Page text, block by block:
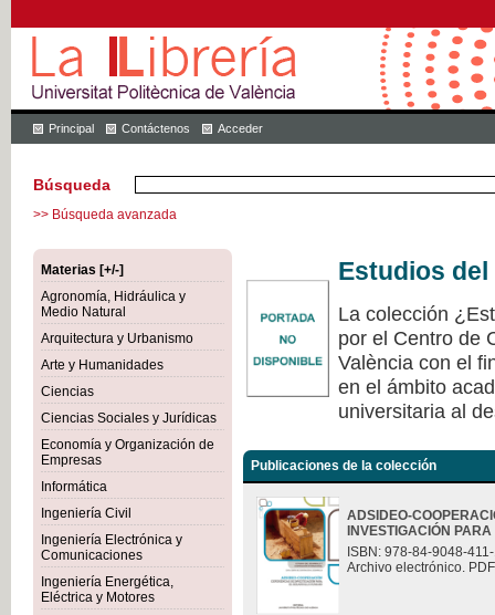
Principal Contáctenos Acceder
Búsqueda
>> Búsqueda avanzada
Materias [+/-]
Agronomía, Hidráulica y
Medio Natural
Arquitectura y Urbanismo
Arte y Humanidades
Ciencias
Ciencias Sociales y Jurídicas
Economía y Organización de
Empresas
Informática
Ingeniería Civil
Ingeniería Electrónica y
Comunicaciones
Ingeniería Energética,
Eléctrica y Motores
Estudios
La colección
por el Centro de
València con el
en el ámbito
universitaria al
Publicaciones de la colección
ADSIDEO-
INVESTIGACIÓN
ISBN: 978-84-9048-
Archivo electrónico.